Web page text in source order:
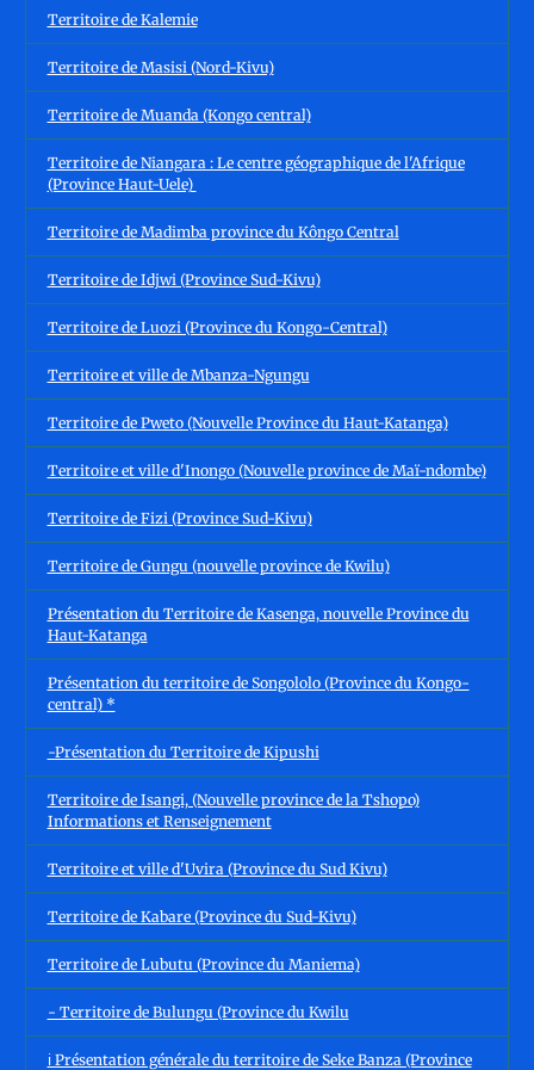
Territoire de Kalemie
Territoire de Masisi (Nord-Kivu)
Territoire de Muanda (Kongo central)
Territoire de Niangara : Le centre géographique de l'Afrique
(Province Haut-Uele)
Territoire de Madimba province du Kôngo Central
Territoire de Idjwi (Province Sud-Kivu)
Territoire de Luozi (Province du Kongo-Central)
Territoire et ville de Mbanza-Ngungu
Territoire de Pweto (Nouvelle Province du Haut-Katanga)
Territoire et ville d'Inongo (Nouvelle province de Maï-ndombe)
Territoire de Fizi (Province Sud-Kivu)
Territoire de Gungu (nouvelle province de Kwilu)
Présentation du Territoire de Kasenga, nouvelle Province du
Haut-Katanga
Présentation du territoire de Songololo (Province du Kongo-
central) *
-Présentation du Territoire de Kipushi
Territoire de Isangi, (Nouvelle province de la Tshopo)
Informations et Renseignement
Territoire et ville d'Uvira (Province du Sud Kivu)
Territoire de Kabare (Province du Sud-Kivu)
Territoire de Lubutu (Province du Maniema)
- Territoire de Bulungu (Province du Kwilu
ℹ️ Présentation générale du territoire de Seke Banza (Province